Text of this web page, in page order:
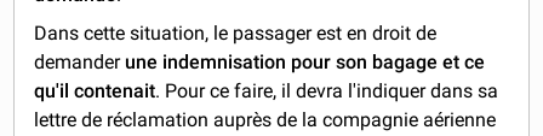
Dans cette situation, le passager est en droit de
demander une indemnisation pour son bagage et ce
qu'il contenait. Pour ce faire, il devra l'indiquer dans sa
lettre de réclamation auprès de la compagnie aérienne